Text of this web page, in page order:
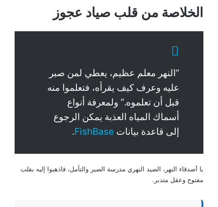
الخلاصة من قلب صياد عجوز
“النهر معلم عظيم، يعطي لمن صبر
عليه وعرف كيف يقرأه، فتعلموا منه
قبل أن تعلموه.” ولمعرفة أنواع
أسماك المياه العذبة يمكن الرجوع
إلى قاعدة بيانات FishBase
.
يا أصدقاء النهر، الصيد النهري مدرسة الصبر والتأمل، فاذهبوا إليه بقلب
مفتوح وعقل متدبر.